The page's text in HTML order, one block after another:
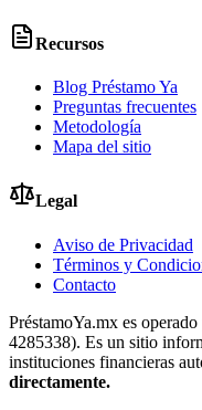
Recursos
Blog Préstamo Ya
Preguntas frecuentes
Metodología
Mapa del sitio
Legal
Aviso de Privacidad
Términos y
Contacto
PréstamoYa.mx es
4285338). Es un sitio
instituciones financieras
directamente.